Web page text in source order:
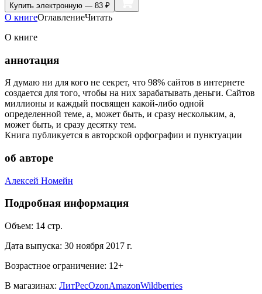
Купить электронную — 83 ₽
О книгеОглавлениеЧитать
О книге
аннотация
Я думаю ни для кого не секрет, что 98% сайтов в интернете
создается для того, чтобы на них зарабатывать деньги. Сайтов
миллионы и каждый посвящен какой-либо одной
определенной теме, а, может быть, и сразу нескольким, а,
может быть, и сразу десятку тем.
Книга публикуется в авторской орфографии и пунктуации
об авторе
Алексей Номейн
Подробная информация
Объем: 14 стр.
Дата выпуска: 30 ноября 2017 г.
Возрастное ограничение: 12+
В магазинах: ЛитРесOzonAmazonWildberries